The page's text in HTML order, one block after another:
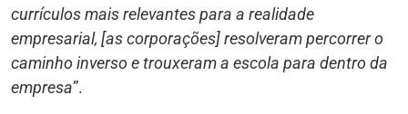
currículos mais relevantes para a realidade
empresarial, [as corporações] resolveram percorrer o
caminho inverso e trouxeram a escola para dentro da
empresa”.